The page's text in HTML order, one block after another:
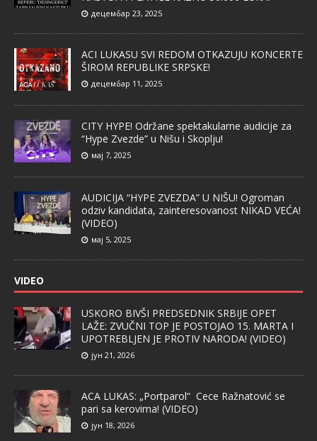
децембар 23, 2025
ACI LUKASU SVI REDOM OTKAZUJU KONCERTE
ŠIROM REPUBLIKE SRPSKE!
децембар 11, 2025
CITY HYPE! Održane spektakularne audicije za
“Hype Zvezde” u Nišu i Skoplju!
мај 7, 2025
AUDICIJA “HYPE ZVEZDA” U NIŠU! Ogroman
odziv kandidata, zainteresovanost NIKAD VEĆA!
(VIDEO)
мај 5, 2025
VIDEO
USKORO BIVŠI PREDSEDNIK SRBIJE OPET
LAŽE: ZVUČNI TOP JE POSTOJAO 15. MARTA I
UPOTREBLJEN JE PROTIV NARODA! (VIDEO)
јун 21, 2026
ACA LUKAS: „Portparol“ Cece Ražnatović se
pari sa kerovima! (VIDEO)
јун 18, 2026